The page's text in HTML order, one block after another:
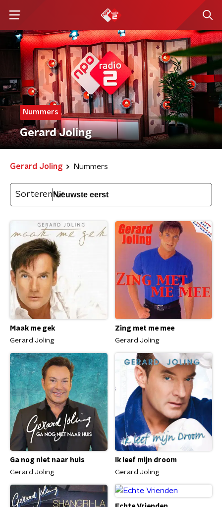
Nummers
Gerard Joling
Gerard Joling Nummers
Sorteren
Maak me gek
Gerard Joling
Zing met me mee
Gerard Joling
Ga nog niet naar huis
Gerard Joling
Ik leef mijn droom
Gerard Joling